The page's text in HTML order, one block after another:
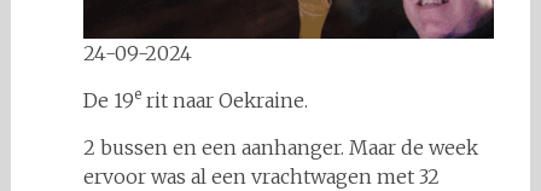
24-09-2024
De 19erit naar Oekraine.
2 bussen en een aanhanger. Maar de week
ervoor was al een vrachtwagen met 32